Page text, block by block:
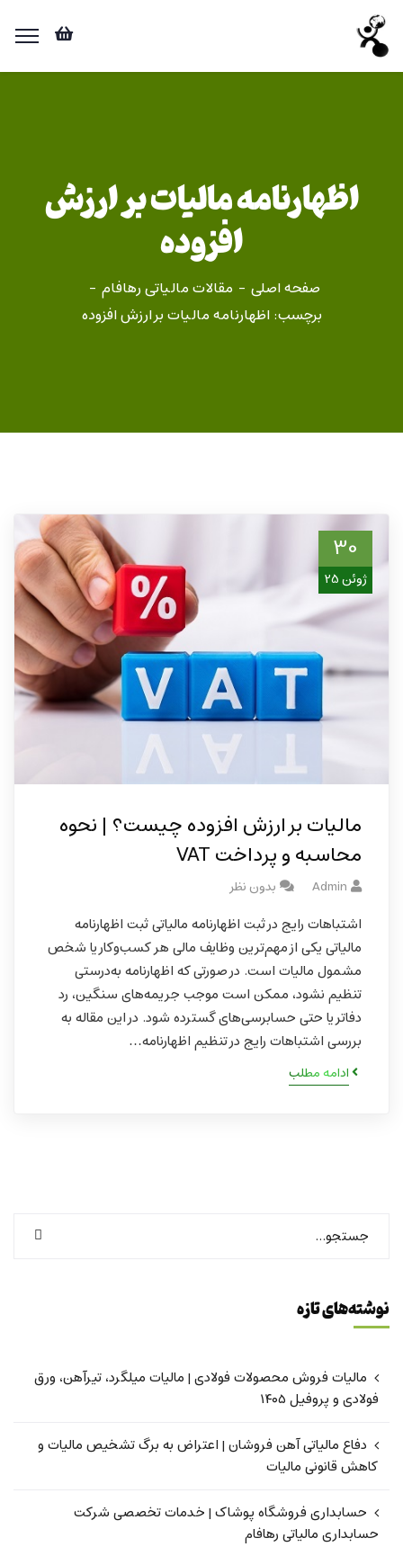
اظهارنامه مالیات بر ارزش
افزوده
صفحه اصلی
مقالات مالیاتی رهافام
برچسب: اظهارنامه مالیات بر ارزش افزوده
30
ژوئن 25
مالیات بر ارزش افزوده چیست؟ | نحوه
محاسبه و پرداخت VAT
Admin بدون نظر
اشتباهات رایج در ثبت اظهارنامه مالیاتی ثبت اظهارنامه
مالیاتی یکی از مهم‌ترین وظایف مالی هر کسب‌وکار یا شخص
مشمول مالیات است. در صورتی که اظهارنامه به‌درستی
تنظیم نشود، ممکن است موجب جریمه‌های سنگین، رد
دفاتر یا حتی حسابرسی‌های گسترده شود. در این مقاله به
بررسی اشتباهات رایج در تنظیم اظهارنامه…
ادامه مطلب
نوشته‌های تازه
مالیات فروش محصولات فولادی | مالیات میلگرد، تیرآهن، ورق
فولادی و پروفیل ۱۴۰۵
دفاع مالیاتی آهن فروشان | اعتراض به برگ تشخیص مالیات و
کاهش قانونی مالیات
حسابداری فروشگاه پوشاک | خدمات تخصصی شرکت
حسابداری مالیاتی رهافام